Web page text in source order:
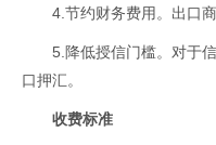
4.节约财务费用。出口
5.降低授信门槛。对于
口押汇。
收费标准